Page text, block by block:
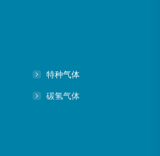
特种气体
碳氢气体